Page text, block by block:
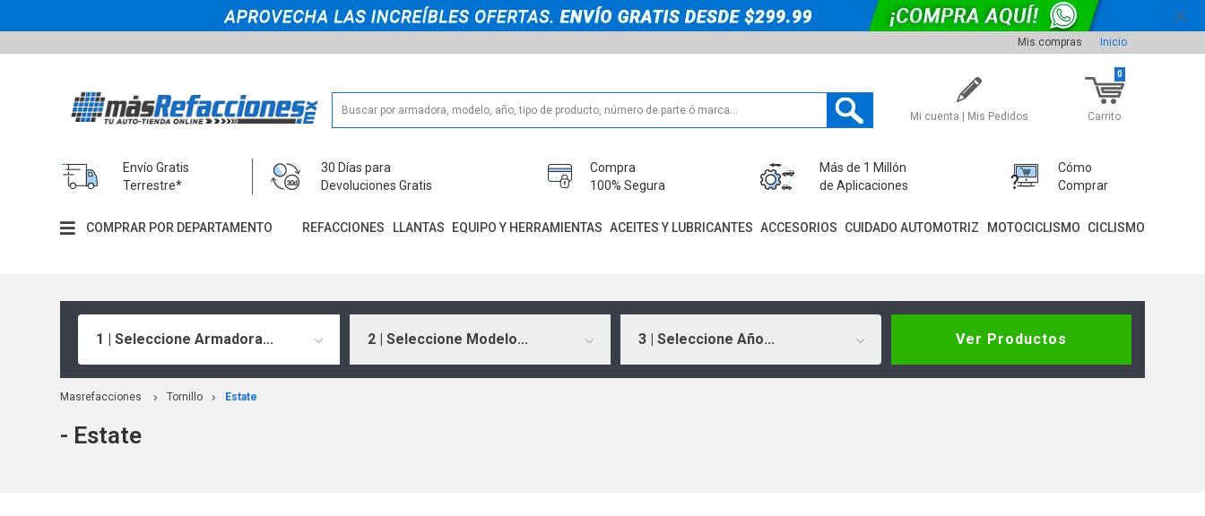
Mis compras Inicio
Mi cuenta | Mis Pedidos Carrito
0
Envío Gratis
Terrestre*
30 Días para
Devoluciones Gratis
Compra
100% Segura
Más de 1 Millón
de Aplicaciones
Cómo
Comprar
COMPRAR POR DEPARTAMENTO REFACCIONES LLANTAS EQUIPO Y HERRAMIENTAS ACEITES Y LUBRICANTES ACCESORIOS CUIDADO AUTOMOTRIZ MOTOCICLISMO CICLISMO
1 | Seleccione Armadora... 2 | Seleccione Modelo... 3 | Seleccione Año... Ver Productos
Masrefacciones Tornillo Estate
- Estate